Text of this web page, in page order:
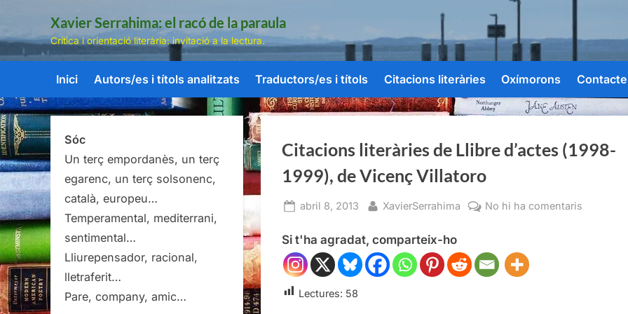
Skip
content
Xavier Serrahima: el racó de la paraula
Crítica i orientació literària: invitació a la lectura.
Inici Autors/es i títols analitzats Traductors/es i títols Citacions literàries Oxímorons Contacte
Citacions literàries de Llibre d’actes (1998-
1999), de Vicenç Villatoro
Posted
abril 8, 2013 By
XavierSerrahima No hi ha comentaris
Si t'ha agradat, comparteix-ho
Lectures: 58
Sóc
Un terç empordanès, un terç
egarenc, un terç solsonenc,
català, europeu…
Temperamental, mediterrani,
sentimental…
Lliurepensador, racional,
lletraferit…
Pare, company, amic…